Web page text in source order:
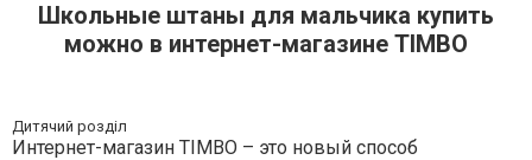
Школьные штаны для мальчика купить
можно в интернет-магазине TIMBO
Дитячий розділ
Интернет-магазин TIMBO – это новый способ